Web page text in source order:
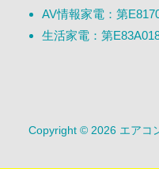
AV情報家電：第
生活家電：第
Copyright © 2026 エアコ